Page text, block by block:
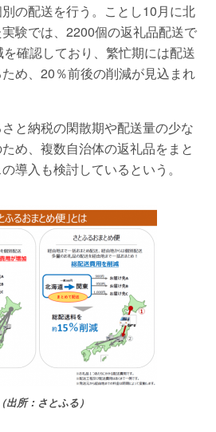
の配送を行う。ことし10月に北
験では、2200個の返礼品配送で
確認しており、繁忙期には配送
め、20％前後の削減が見込まれ
と納税の閑散期や配送量の少な
め、複数自治体の返礼品をまと
導入も検討しているという。
出所：さとふる）